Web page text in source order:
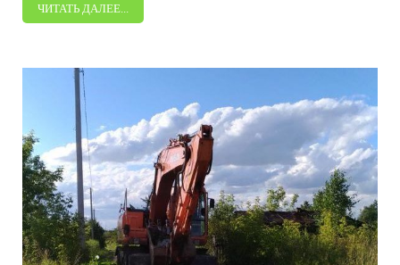
ЧИТАТЬ ДАЛЕЕ...